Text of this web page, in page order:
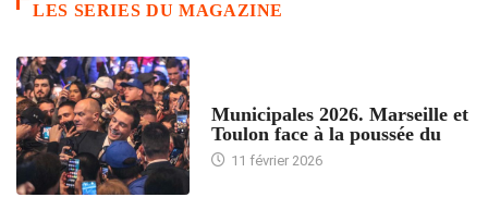
LES SERIES DU MAGAZINE
Municipales 2026. Marseille et
Toulon face à la poussée du
11 février 2026